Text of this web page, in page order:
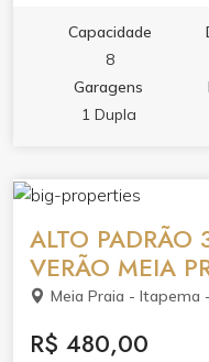
Capacidade
8
Garagens
1 Dupla
ALTO PADRÃO
VERÃO MEIA
Meia Praia - Itapema
R$ 480,00